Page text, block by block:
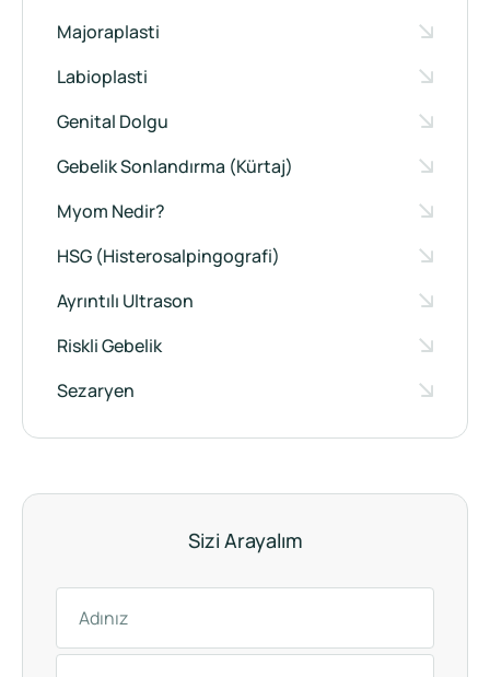
Majoraplasti
Labioplasti
Genital Dolgu
Gebelik Sonlandırma (Kürtaj)
Myom Nedir?
HSG (Histerosalpingografi)
Ayrıntılı Ultrason
Riskli Gebelik
Sezaryen
Sizi Arayalım